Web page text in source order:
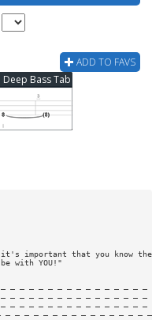
ADD TO FAVS
Deep Bass Tab
important that you know the
with YOU!"
— — — — — — — — — — — — — — —
— — — — — — — — — — — — — — —
— — — — — — — — — — — — — —
— — — — — — — — — — — — — — —